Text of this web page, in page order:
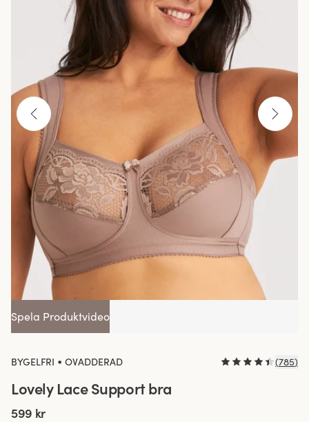
Spela Produktvideo
BYGELFRI • OVADDERAD (785)
Lovely Lace Support bra
599 kr